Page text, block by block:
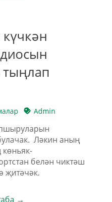
тыңлап
Admin
Ләкин аның
белән чиктәш
җитәчәк.
→